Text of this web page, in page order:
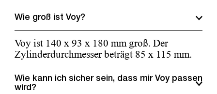
Wie groß ist Voy?
Voy ist 140 x 93 x 180 mm groß. Der
Zylinderdurchmesser beträgt 85 x 115 mm.
Wie kann ich sicher sein, dass mir Voy passen
wird?